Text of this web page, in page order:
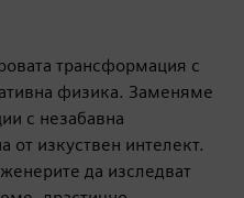
трансформация с
физика. Заменяме
с незабавна
от изкуствен интелект.
да изследват